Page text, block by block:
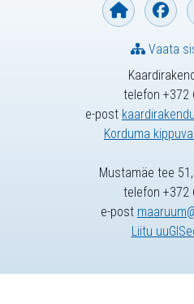
telefon +372
e-post
Korduma
Vaata
Mustamäe tee
telefon +372
e-post
Liitu